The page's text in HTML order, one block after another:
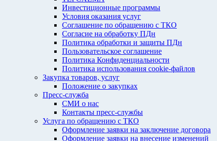
Инвестиционные программы
Условия оказания услуг
Соглашение по обращению с ТКО
Согласие на обработку ПДн
Политика обработки и защиты ПДн
Пользовательское соглашение
Политика Конфиденциальности
Политика использования cookie-файлов
Закупка товаров, услуг
Положение о закупках
Пресс-служба
СМИ о нас
Контакты пресс-службы
Услуга по обращению с ТКО
Оформление заявки на заключение договора
Оформление заявки на внесение изменений